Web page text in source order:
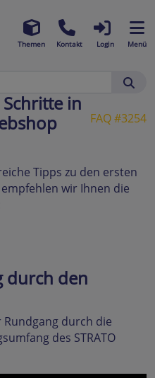
Themen Kontakt Login Menü
FAQ #3254
in
Tipps zu den ersten
wir Ihnen die
durch den
durch die
des STRATO